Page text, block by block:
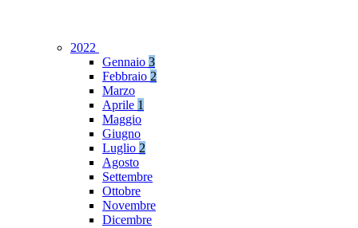
2022
Gennaio 3
Febbraio 2
Marzo
Aprile 1
Maggio
Giugno
Luglio 2
Agosto
Settembre
Ottobre
Novembre
Dicembre